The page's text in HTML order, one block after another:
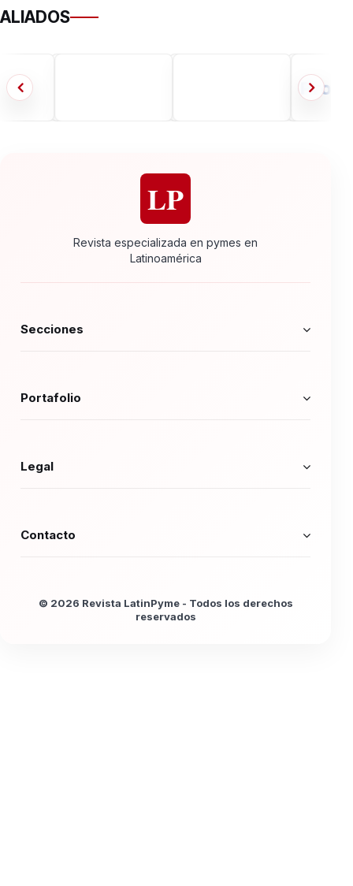
ALIADOS
LP
Revista especializada en pymes en
Latinoamérica
Secciones
Portafolio
Legal
Contacto
© 2026 Revista LatinPyme - Todos los derechos
reservados